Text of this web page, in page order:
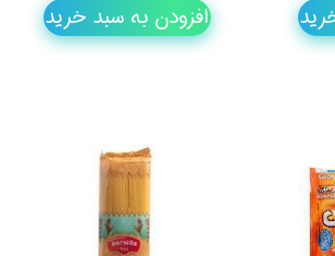
افزودن به سبد خرید